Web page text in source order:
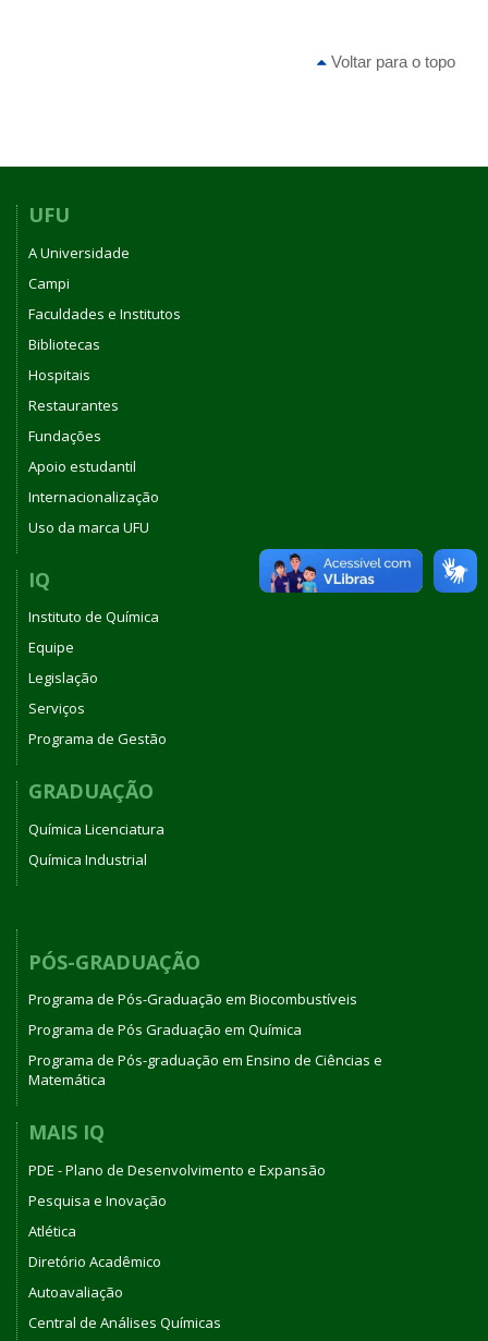
Voltar para o topo
UFU
A Universidade
Campi
Faculdades e Institutos
Bibliotecas
Hospitais
Restaurantes
Fundações
Apoio estudantil
Internacionalização
Uso da marca UFU
IQ
Instituto de Química
Equipe
Legislação
Serviços
Programa de Gestão
GRADUAÇÃO
Química Licenciatura
Química Industrial
PÓS-GRADUAÇÃO
Programa de Pós-Graduação em Biocombustíveis
Programa de Pós Graduação em Química
Programa de Pós-graduação em Ensino de Ciências e
Matemática
MAIS IQ
PDE - Plano de Desenvolvimento e Expansão
Pesquisa e Inovação
Atlética
Diretório Acadêmico
Autoavaliação
Central de Análises Químicas